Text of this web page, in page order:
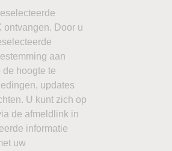
ontvangen. Door u
aan
de hoogte te
updates
U kunt zich op
de afmeldlink in
informatie
uw